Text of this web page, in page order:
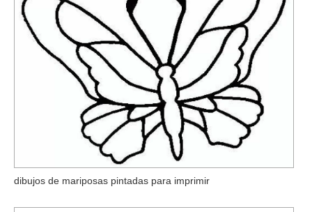
dibujos de mariposas pintadas para imprimir